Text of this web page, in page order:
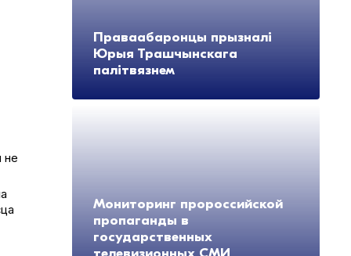
не
Праваабаронцы прызналі
Юрыя Трашчынскага
палітвязнем
Мониторинг пророссийской
пропаганды в
государственных